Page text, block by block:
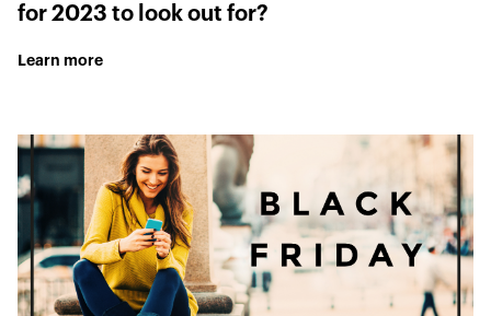
for 2023 to look out for?
Learn more